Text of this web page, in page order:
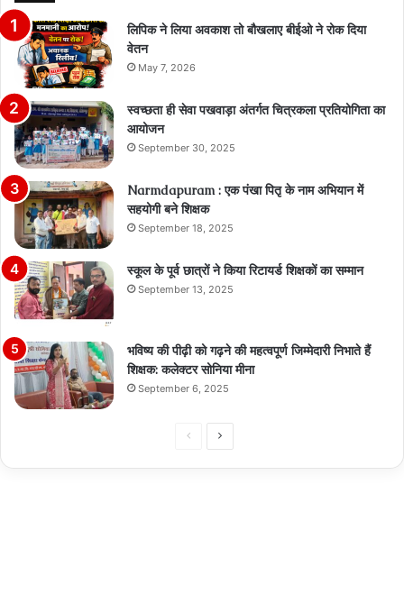
लिपिक ने लिया अवकाश तो बौखलाए बीईओ ने रोक दिया
वेतन
May 7, 2026
स्वच्छता ही सेवा पखवाड़ा अंतर्गत चित्रकला प्रतियोगिता का
आयोजन
September 30, 2025
Narmdapuram : एक पंखा पितृ के नाम अभियान में
सहयोगी बने शिक्षक
September 18, 2025
स्कूल के पूर्व छात्रों ने किया रिटायर्ड शिक्षकों का सम्मान
September 13, 2025
भविष्य की पीढ़ी को गढ़ने की महत्वपूर्ण जिम्मेदारी निभाते हैं
शिक्षक: कलेक्टर सोनिया मीना
September 6, 2025
PreviousNext